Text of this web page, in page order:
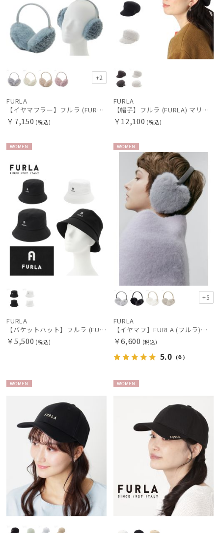
+2
FURLA
【イヤマフラー】フルラ (FURLA) フェイクファーミックス プレゼント
￥7,150 (税込)
FURLA
【帽子】フルラ (FURLA) マリンキャスケット ファンシーツイード UV 日本製 サイズ調整 防菌・防臭すべり
￥12,100 (税込)
N
FURLA
【バケットハット】フルラ (FURLA) フロントロゴ刺繍 バケットハット UV サイズ調整 ウォッシャブル
￥5,500 (税込)
WOME
+5
FURLA
【イヤマフ】FURLA (フルラ) フェイクファーイヤマフ
￥6,600 (税込)
5.0 （6）